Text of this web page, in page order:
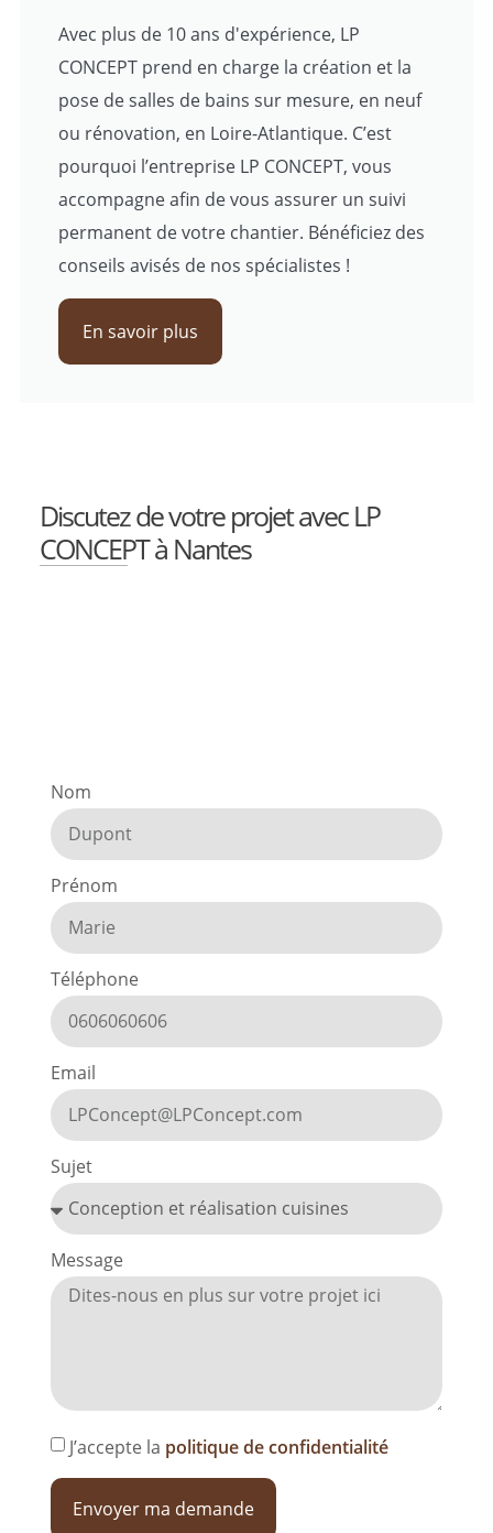
Avec plus de 10 ans d'expérience, LP
CONCEPT prend en charge la création et la
pose de salles de bains sur mesure, en neuf
ou rénovation, en Loire-Atlantique. C’est
pourquoi l’entreprise LP CONCEPT, vous
accompagne afin de vous assurer un suivi
permanent de votre chantier. Bénéficiez des
conseils avisés de nos spécialistes !
En savoir plus
Discutez de votre projet avec LP
CONCEPT à Nantes
Nom
Prénom
Téléphone
Email
Sujet
Message
J’accepte la politique de confidentialité
Envoyer ma demande